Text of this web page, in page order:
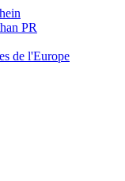
PR
de l'Europe